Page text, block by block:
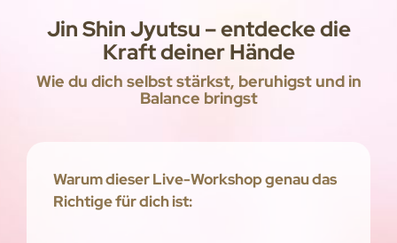
Jin Shin Jyutsu – entdecke die
Kraft deiner Hände
Wie du dich selbst stärkst, beruhigst und in
Balance bringst
Warum dieser Live-Workshop genau das
Richtige für dich ist: